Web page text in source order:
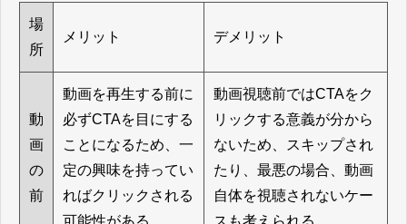
場
所
メリット デメリット
動
画
の
前
動画を再生する前に
必ずCTAを目にする
ことになるため、一
定の興味を持ってい
ればクリックされる
動画視聴前ではCTAをク
リックする意義が分から
ないため、スキップされ
たり、最悪の場合、動画
自体を視聴されないケー